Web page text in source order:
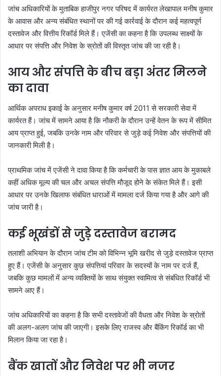
जांच अधिकारियों के मुताबिक हाजीपुर नगर परिषद में कार्यरत लेखापाल मनीष कुमार
के आवास और अन्य संबंधित स्थानों पर की गई कार्रवाई के दौरान कई महत्वपूर्ण
दस्तावेज और वित्तीय रिकॉर्ड मिले हैं। एजेंसी का कहना है कि उपलब्ध साक्ष्यों के
आधार पर संपत्ति और निवेश के स्रोतों की विस्तृत जांच की जा रही है।
आय और संपत्ति के बीच बड़ा अंतर मिलने
का दावा
आर्थिक अपराध इकाई के अनुसार मनीष कुमार वर्ष 2011 से सरकारी सेवा में
कार्यरत हैं। जांच में सामने आया है कि नौकरी के दौरान उन्हें वेतन के रूप में सीमित
आय प्राप्त हुई, जबकि उनके नाम और परिवार से जुड़े कई निवेश और संपत्तियों की
जानकारी मिली है।
प्राथमिक जांच में एजेंसी ने दावा किया है कि कर्मचारी के पास ज्ञात आय के मुकाबले
कहीं अधिक मूल्य की चल और अचल संपत्ति मौजूद होने के संकेत मिले हैं। इसी
आधार पर उनके खिलाफ संबंधित धाराओं में मामला दर्ज किया गया है और आगे की
जांच जारी है।
कई भूखंडों से जुड़े दस्तावेज बरामद
तलाशी अभियान के दौरान जांच टीम को विभिन्न भूमि खरीद से जुड़े दस्तावेज प्राप्त
हुए हैं। एजेंसी के अनुसार कुछ संपत्तियां परिवार के सदस्यों के नाम पर दर्ज हैं,
जबकि कुछ मामलों में अन्य व्यक्तियों के साथ संयुक्त स्वामित्व से संबंधित रिकॉर्ड भी
सामने आए हैं।
जांच अधिकारियों का कहना है कि सभी दस्तावेजों की वैधता और निवेश के स्रोतों
की अलग-अलग जांच की जाएगी। इसके लिए राजस्व और बैंकिंग रिकॉर्ड का भी
मिलान किया जा रहा है।
बैंक खातों और निवेश पर भी नजर